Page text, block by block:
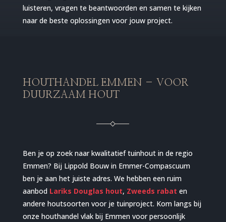
luisteren, vragen te beantwoorden en samen te kijken
naar de beste oplossingen voor jouw project.
HOUTHANDEL EMMEN – VOOR
DUURZAAM HOUT
Ben je op zoek naar kwalitatief tuinhout in de regio
Emmen? Bij Lippold Bouw in Emmer-Compascuum
ben je aan het juiste adres. We hebben een ruim
aanbod Lariks Douglas hout, Zweeds rabat en
andere houtsoorten voor je tuinproject. Kom langs bij
onze houthandel vlak bij Emmen voor persoonlijk